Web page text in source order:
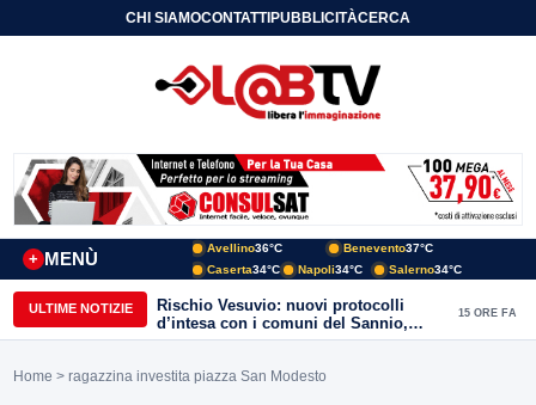
CHI SIAMOCONTATTIPUBBLICITÀCERCA
MENÙ
+
Avellino36°C Benevento37°C
Caserta34°C Napoli34°C Salerno34°C
ULTIME NOTIZIE
Rischio Vesuvio: nuovi protocolli
d’intesa con i comuni del Sannio,
firmato il protocollo con Arpaise
15 ORE FA
Home > ragazzina investita piazza San Modesto